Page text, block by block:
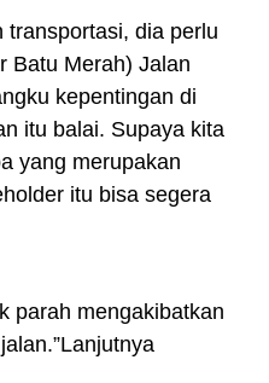
transportasi, dia perlu
Batu Merah) Jalan
kepentingan di
itu balai. Supaya kita
yang merupakan
itu bisa segera
parah mengakibatkan